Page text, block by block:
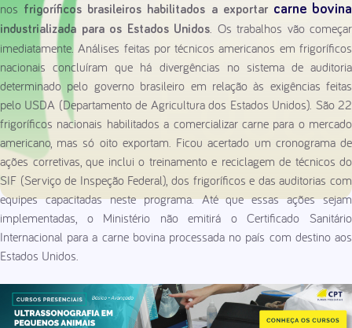
nos frigoríficos brasileiros habilitados a exportar carne bovina
industrializada para os Estados Unidos. Os trabalhos vão começar
imediatamente. Análises feitas por técnicos americanos em frigoríficos
nacionais concluíram que há divergências no sistema de auditoria
determinado pelo governo brasileiro em relação às exigências feitas
pelo USDA (Departamento de Agricultura dos Estados Unidos). São 22
frigoríficos nacionais habilitados a comercializar carne para o mercado
americano, mas só oito exportam. Ficou acertado um cronograma de
ações corretivas, que inclui o treinamento e reciclagem de técnicos do
SIF (Serviço de Inspeção Federal), dos frigoríficos e das auditorias com
equipes capacitadas neste programa. Até que essas ações sejam
implementadas, o Ministério não emitirá o Certificado Sanitário
Internacional para a carne bovina processada no país com destino aos
Estados Unidos.